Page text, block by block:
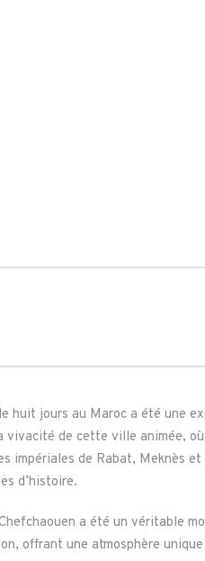
huit jours au Maroc a été une
vivacité de cette ville animée,
impériales de Rabat, Meknès et
d’histoire.
Chefchaouen a été un véritable
offrant une atmosphère